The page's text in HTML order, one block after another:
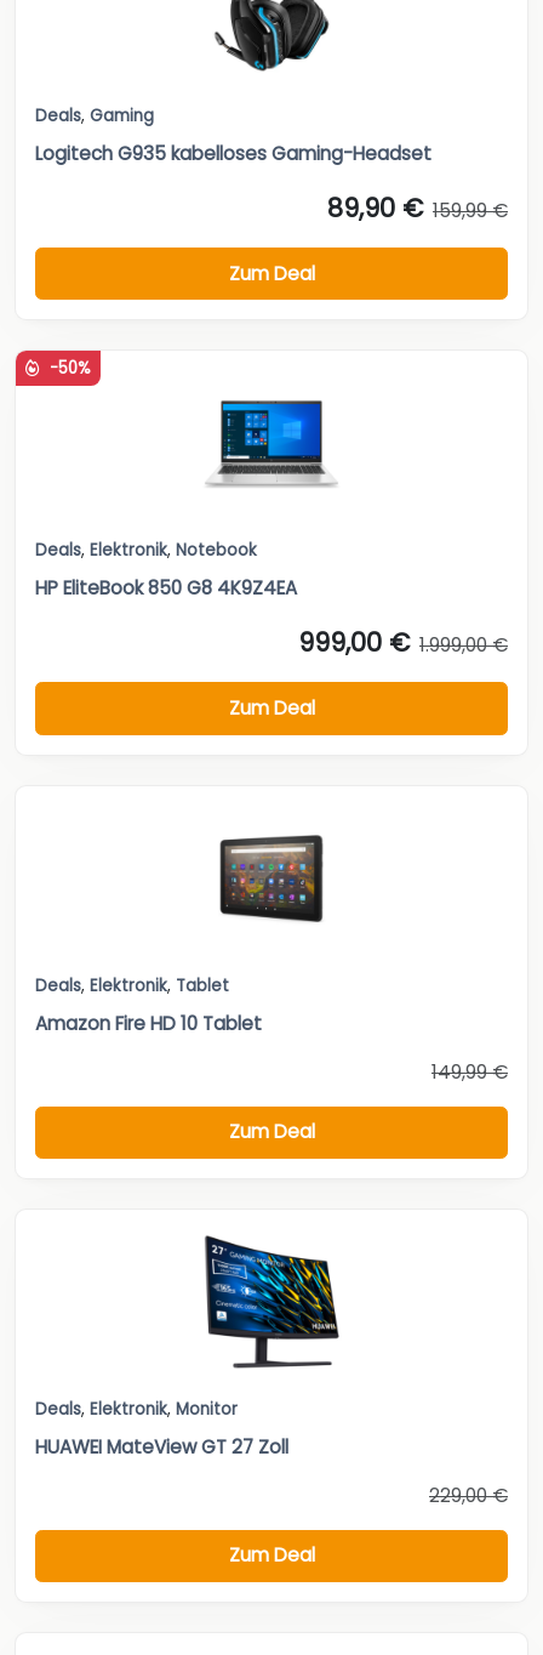
Deals, Gaming
Logitech G935 kabelloses Gaming-Headset
89,90 € 159,99 €
Zum Deal
-50%
Deals, Elektronik, Notebook
HP EliteBook 850 G8 4K9Z4EA
999,00 € 1.999,00 €
Zum Deal
Deals, Elektronik, Tablet
Amazon Fire HD 10 Tablet
149,99 €
Zum Deal
Deals, Elektronik, Monitor
HUAWEI MateView GT 27 Zoll
229,00 €
Zum Deal